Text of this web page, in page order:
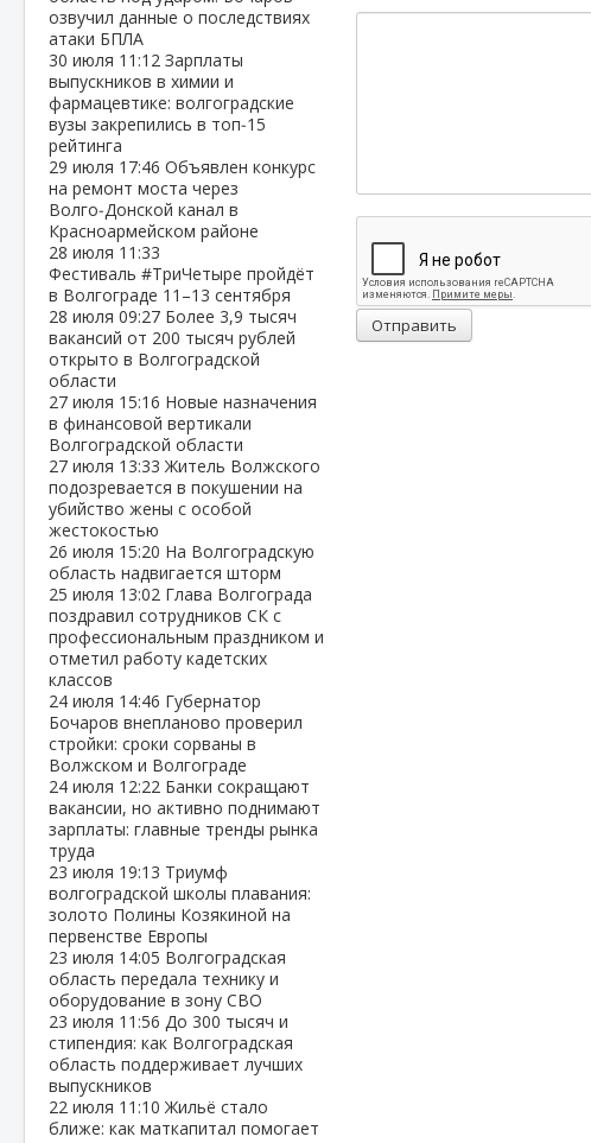
озвучил данные о последствиях
атаки БПЛА
30 июля 11:12 Зарплаты
выпускников в химии и
фармацевтике: волгоградские
вузы закрепились в топ‑15
рейтинга
29 июля 17:46 Объявлен конкурс
на ремонт моста через
Волго‑Донской канал в
Красноармейском районе
28 июля 11:33
Фестиваль #ТриЧетыре пройдёт
в Волгограде 11–13 сентября
28 июля 09:27 Более 3,9 тысяч
вакансий от 200 тысяч рублей
открыто в Волгоградской
области
27 июля 15:16 Новые назначения
в финансовой вертикали
Волгоградской области
27 июля 13:33Житель Волжского
подозревается в покушении на
убийство жены с особой
жестокостью
26 июля 15:20 На Волгоградскую
область надвигается шторм
25 июля 13:02 Глава Волгограда
поздравил сотрудников СК с
профессиональным праздником и
отметил работу кадетских
классов
24 июля 14:46 Губернатор
Бочаров внепланово проверил
стройки: сроки сорваны в
Волжском и Волгограде
24 июля 12:22 Банки сокращают
вакансии, но активно поднимают
зарплаты: главные тренды рынка
труда
23 июля 19:13 Триумф
волгоградской школы плавания:
золото Полины Козякиной на
первенстве Европы
23 июля 14:05 Волгоградская
область передала технику и
оборудование в зону СВО
23 июля 11:56 До 300 тысяч и
стипендия: как Волгоградская
область поддерживает лучших
выпускников
22 июля 11:10Жильё стало
ближе: как маткапитал помогает
Отправить